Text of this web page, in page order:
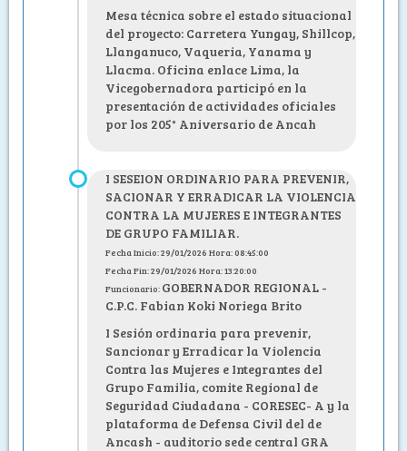
Mesa técnica sobre el estado situacional
del proyecto: Carretera Yungay, Shillcop,
Llanganuco, Vaqueria, Yanama y
Llacma. Oficina enlace Lima, la
Vicegobernadora participó en la
presentación de actividades oficiales
por los 205° Aniversario de Ancah
I SESEION ORDINARIO PARA PREVENIR,
SACIONAR Y ERRADICAR LA VIOLENCIA
CONTRA LA MUJERES E INTEGRANTES
DE GRUPO FAMILIAR.
Fecha Inicio: 29/01/2026 Hora: 08:45:00
Fecha Fin: 29/01/2026 Hora: 13:20:00
Funcionario: GOBERNADOR REGIONAL -
C.P.C. Fabian Koki Noriega Brito
I Sesión ordinaria para prevenir,
Sancionar y Erradicar la Violencia
Contra las Mujeres e Integrantes del
Grupo Familia, comite Regional de
Seguridad Ciudadana - CORESEC- A y la
plataforma de Defensa Civil del de
Ancash - auditorio sede central GRA